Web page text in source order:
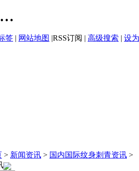
签 | 网站地图 |RSS订阅 | 高级搜索 | 设
> 新闻资讯 > 国内国际纹身刺青资讯 >